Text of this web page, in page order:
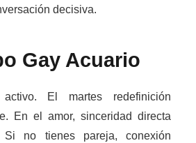
decisiva.
Gay Acuario
El martes redefinición
En el amor, sinceridad directa
Si no tienes pareja, conexión